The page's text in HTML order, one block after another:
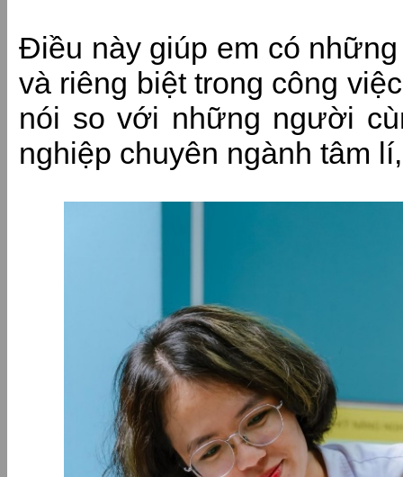
Điều này giúp em có
và riêng biệt trong công
nói so với những người
nghiệp chuyên ngành tâm